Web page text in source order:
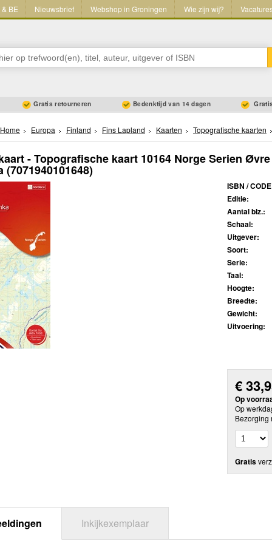
BE Nieuwsbrief Webshop in Groningen Wie zijn wij?
Gratis retourneren Bedenktijd van 14 dagen
Home Europa Finland Fins Lapland Kaarten Topografische kaarten
- Topografische kaart 10164 Norge Serien
(7071940101648)
ISBN /
Editie:
Aantal blz.:
Schaal:
Uitgever:
Soort:
Serie:
Taal:
Hoogte:
Breedte:
Gewicht:
Uitvoering:
€
Op
Op
Bezorging
Gratis
Inkijkexemplaar